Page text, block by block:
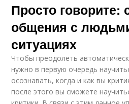
Просто говорите:
общения с
ситуациях
Чтобы преодолеть
нужно в первую очередь
осознавать, когда и как вы
после этого вы сможете